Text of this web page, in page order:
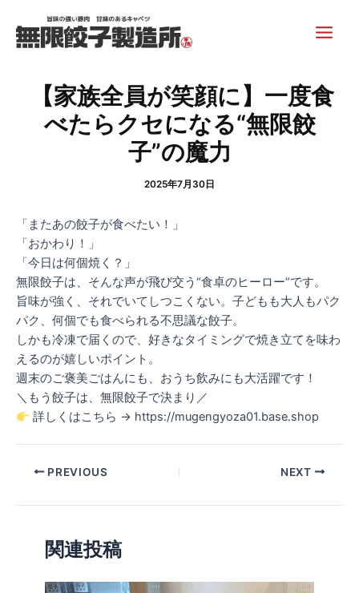
【家族全員が笑顔に】一度食
べたらクセになる“無限餃
子”の魔力
2025年7月30日
「またあの餃子が食べたい！」
「おかわり！」
「今日は何個焼く？」
無限餃子は、そんな声が飛び交う“食卓のヒーロー”です。
旨味が強く、それでいてしつこくない。子どもも大人もパク
パク、何個でも食べられる不思議な餃子。
しかも冷凍で届くので、好きなタイミングで焼き立てを味わ
えるのが嬉しいポイント。
週末のご褒美ごはんにも、おうち飲みにも大活躍です！
＼もう餃子は、無限餃子で決まり／
詳しくはこちら → https://mugengyoza01.base.shop
navigation
PREVIOUS NEXT
関連投稿